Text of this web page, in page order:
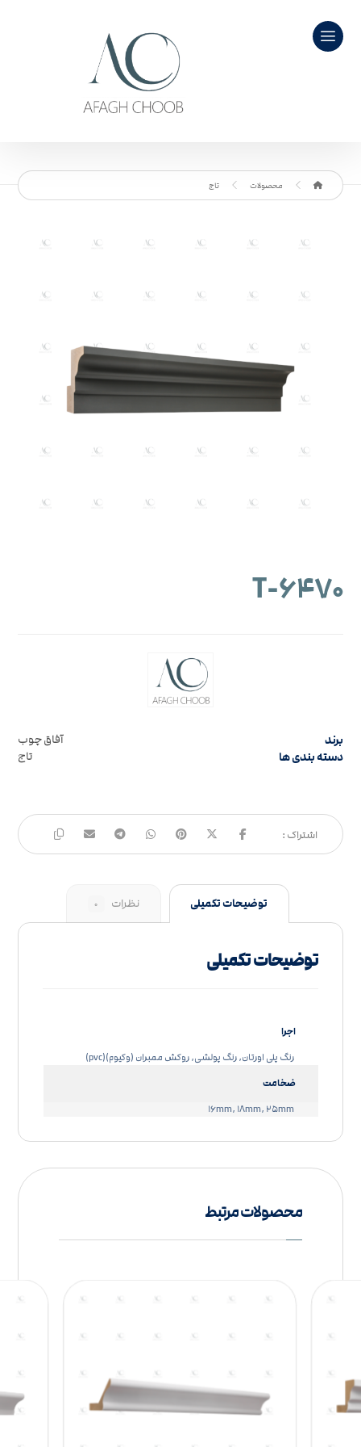
محصولات تاج
۶۴۷۰-T
برند آفاق چوب
دسته بندی ها تاج
توضیحات تکمیلی نظرات ۰
توضیحات تکمیلی
اجرا
رنگ پلی اورتان, رنگ پولشی, روکش ممبران (وکیوم)(pvc)
ضخامت
۱۶mm, ۱۸mm, ۲۵mm
محصولات مرتبط